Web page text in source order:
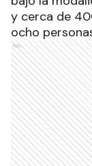
y cerca de
ocho
Ads